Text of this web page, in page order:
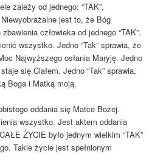
zależy od jednego: “TAK”,
jest to, że Bóg
człowieka od jednego “TAK”.
wszystko. Jedno “Tak” sprawia, że
Najwyższego osłania Maryję. Jedno
się Ciałem. Jedno “Tak” sprawia,
Boga i Matką moją.
oddania się Matce Bożej.
wszystko. Jest aktem oddania
ŻYCIE było jednym wielkim “TAK”
Takie życie jest spełnionym